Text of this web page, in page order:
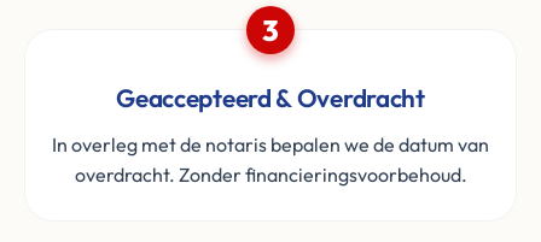
3
Geaccepteerd & Overdracht
In overleg met de notaris bepalen we de datum van
overdracht. Zonder financieringsvoorbehoud.